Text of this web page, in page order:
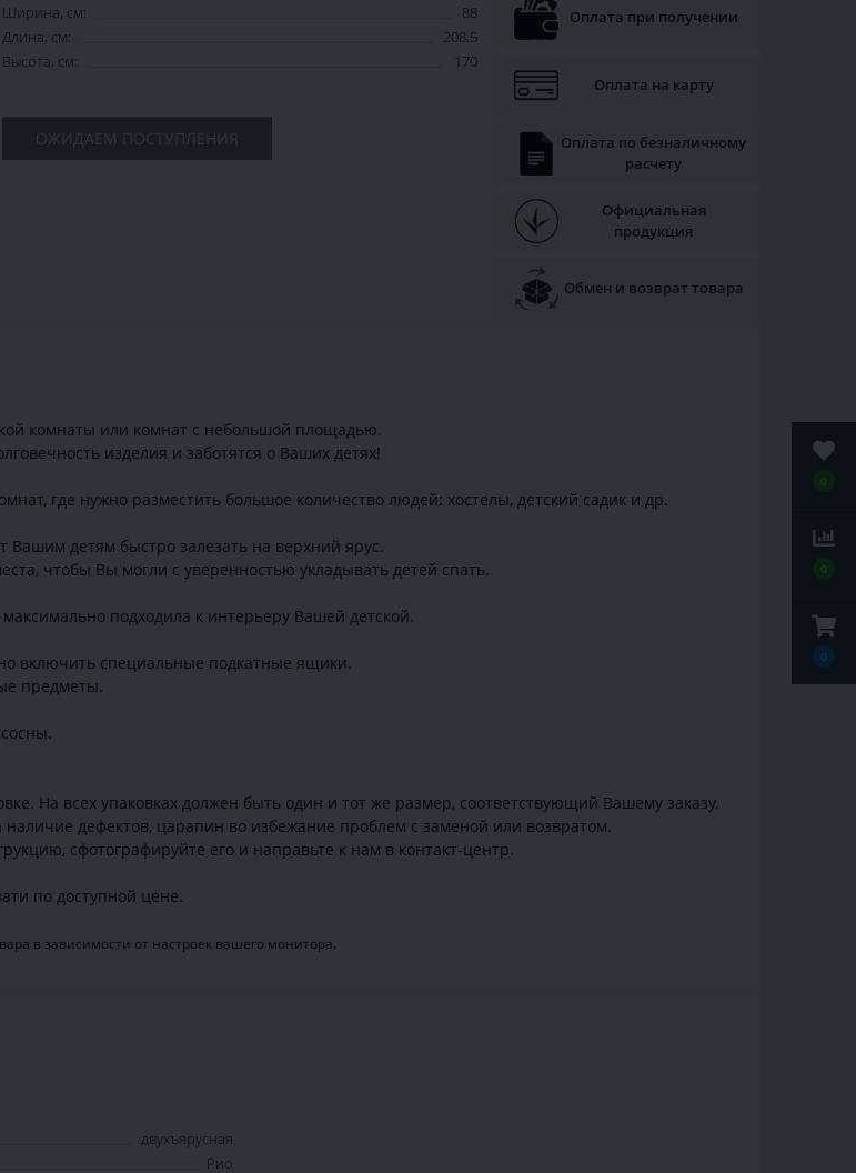
0
0
0
Ширина, см:
88
Длина, см:
208.5
Высота, см:
170
ОЖИДАЕМ ПОСТУПЛЕНИЯ
Оплата при получении
Оплата на карту
Оплата по безналичному
расчету
Официальная
продукция
Обмен и возврат товара
комнаты или комнат с небольшой площадью.
изделия и заботятся о Ваших детях!
где нужно разместить большое количество людей: хостелы, детский садик и др.
детям быстро залезать на верхний ярус.
чтобы Вы могли с уверенностью укладывать детей спать.
подходила к интерьеру Вашей детской.
включить специальные подкатные ящики.
предметы.
На всех упаковках должен быть один и тот же размер, соответствующий Вашему заказу.
дефектов, царапин во избежание проблем с заменой или возвратом.
сфотографируйте его и направьте к нам в контакт-центр.
по доступной цене.
в зависимости от настроек вашего монитора.
двухъярусная
Рио